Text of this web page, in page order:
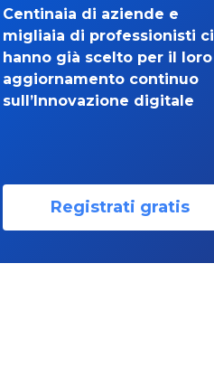
Centinaia di aziende e
migliaia di professionisti ci
hanno già scelto per il loro
aggiornamento continuo
sull’Innovazione digitale
Registrati gratis